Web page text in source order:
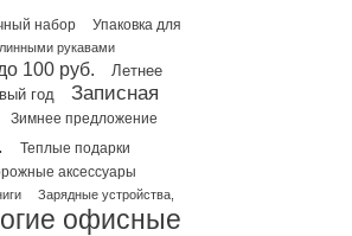
и телефонные книжки
Планинги датированные
Планинги недатированные
Телефонные книжки
на ежедневник
Рюкзаки
для планшетов и ноутбуков
набор
Упаковка для
рукавами
100 руб.
Летнее
год
Записная
Зимнее предложение
Теплые подарки
аксессуары
Зарядные устройства,
офисные